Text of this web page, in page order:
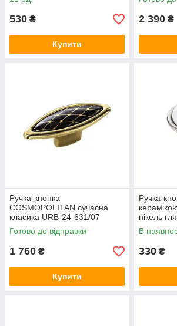
530 ₴
Купити
2 390 ₴
Ручка-кнопка
COSMOPOLITAN сучасна
класика URB-24-631/07
античне золото з керамікою
Готово до відправки
1 760 ₴
Купити
Ручка-
нікель
В
330 ₴